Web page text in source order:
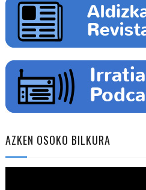
AZKEN OSOKO BILKURA